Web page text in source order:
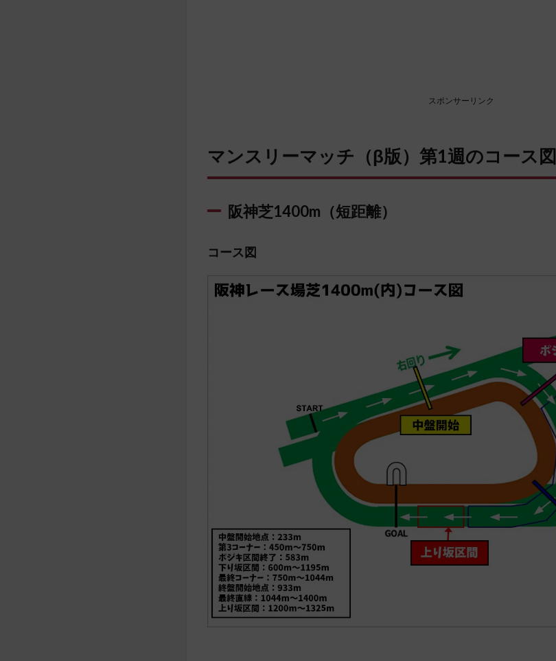
スポンサーリンク
マンスリーマッチ（β版）第1週のコース図
阪神芝1400m（短距離）
コース図